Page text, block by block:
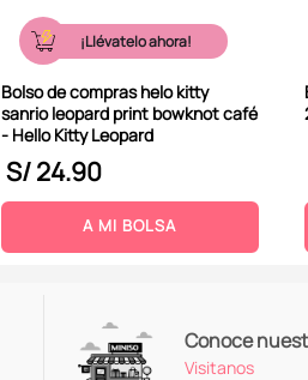
¡Llévatelo ahora!
Bolso de compras helo kitty
sanrio leopard print bowknot café
- Hello Kitty Leopard
S/24.90
A MI BOLSA
Conoce
Visitanos